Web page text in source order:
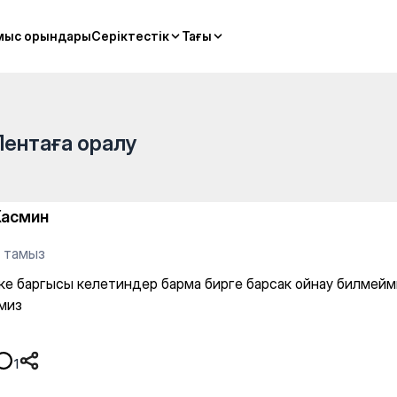
орындарыСеріктестік Тағы
орындарыСеріктестік Тағы
барма бирге барсак
оралу
тамыз
баргысы келетиндер барма бирге барсак ойнау
1